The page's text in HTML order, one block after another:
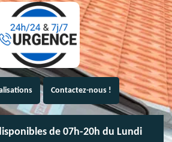
Contactez-nous !
de 07h-20h du Lundi